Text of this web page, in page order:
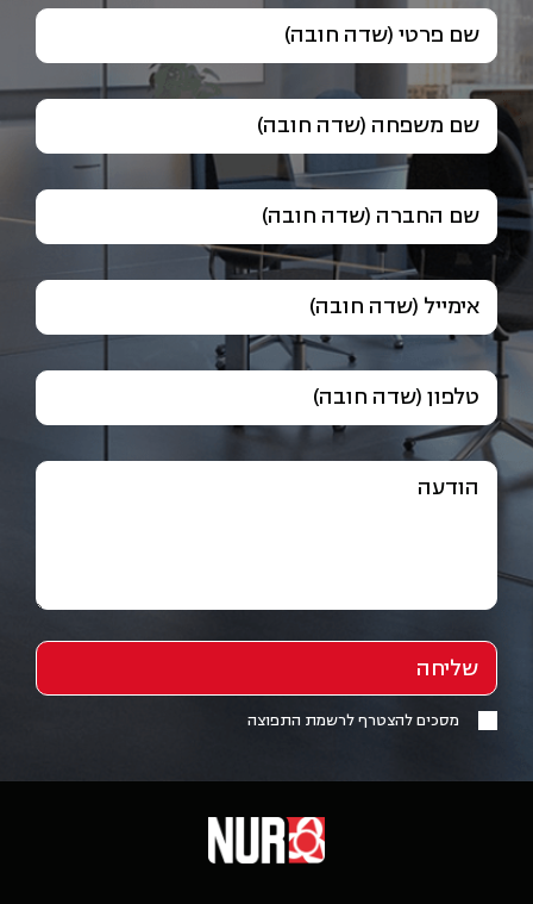
שם פרטי (שדה חובה)
שם משפחה (שדה חובה)
שם החברה (שדה חובה)
אימייל (שדה חובה)
טלפון (שדה חובה)
הודעה
מסכים להצטרף לרשמת התפוצה